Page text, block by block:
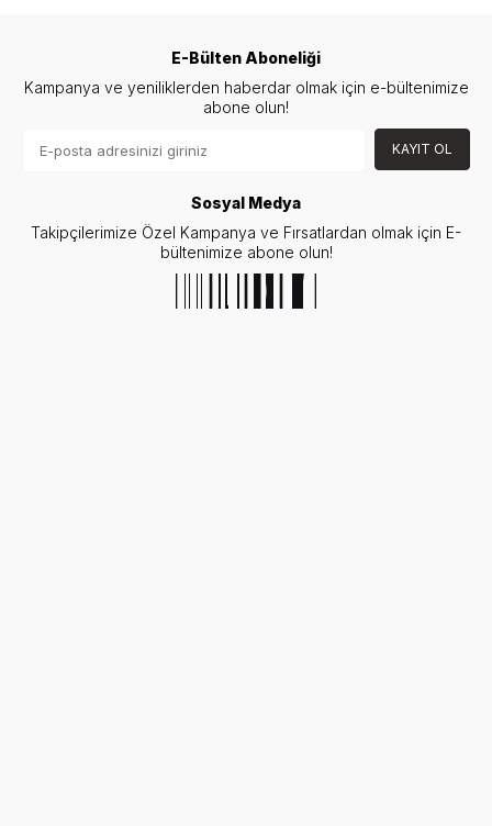
E-Bülten Aboneliği
Kampanya ve yeniliklerden haberdar olmak için e-bültenimize
abone olun!
KAYIT OL
Sosyal Medya
Takipçilerimize Özel Kampanya ve Fırsatlardan olmak için E-
bültenimize abone olun!